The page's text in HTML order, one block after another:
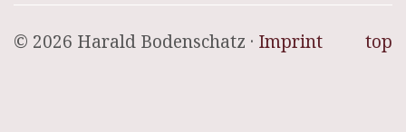
top
© 2026 Harald Bodenschatz · Imprint